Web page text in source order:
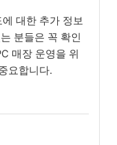
대한 추가 정보
분들은 꼭 확인
매장 운영을 위
요합니다.